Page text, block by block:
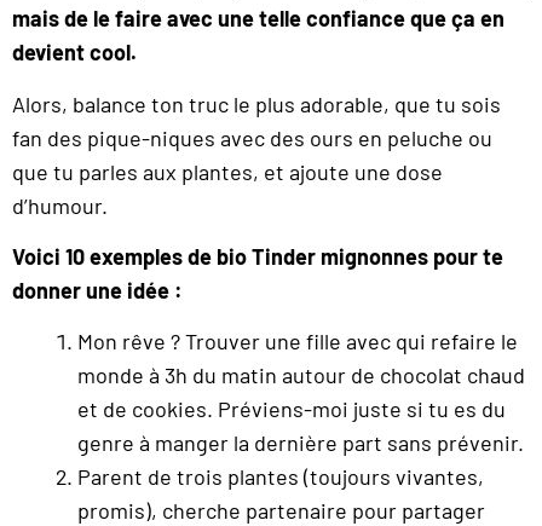
mais de le faire avec une telle confiance que ça en
devient cool.
Alors, balance ton truc le plus adorable, que tu sois
fan des pique-niques avec des ours en peluche ou
que tu parles aux plantes, et ajoute une dose
d’humour.
Voici 10 exemples de bio Tinder mignonnes pour te
donner une idée :
Mon rêve ? Trouver une fille avec qui refaire le
monde à 3h du matin autour de chocolat chaud
et de cookies. Préviens-moi juste si tu es du
genre à manger la dernière part sans prévenir.
Parent de trois plantes (toujours vivantes,
promis), cherche partenaire pour partager